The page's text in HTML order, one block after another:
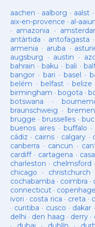
aachen · aalborg · aalst ·
aix-en-provence · al-
· amazonia ·
antàrtida · antofagasta ·
armenia · aruba ·
augsburg · austin ·
bahrain ·baku · bali ·
bangor· bari ·basel ·
belém · belfast· belize
birmingham · bogota ·
botswana ·
braunschweig · bremen
brugge · brusselles·
buenos aires· buffalo ·
cádiz · cairns· calgary ·
canberra · cancun ·
cardiff· cartagena ·
charleston · chelmsford ·
chicago · christchurch
cochabamba · coimbra ·
connecticut·
ivori · costa rica · creta ·
· curitiba · cusco · dakar ·
delhi · den haag · derry·